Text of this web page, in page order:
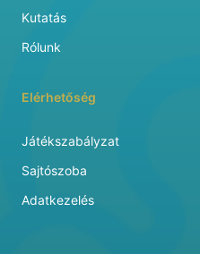
Kutatás
Rólunk
Elérhetőség
Játékszabályzat
Sajtószoba
Adatkezelés